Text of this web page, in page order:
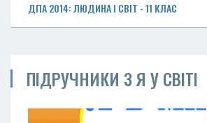
ДПА 2014: ЛЮДИНА І СВІТ - 11 КЛАС
ПІДРУЧНИКИ З Я У СВІТІ